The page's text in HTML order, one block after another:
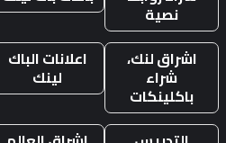
نصية
اشراق لنك،
شراء
باكلينكات
اعلانات الباك
لينك